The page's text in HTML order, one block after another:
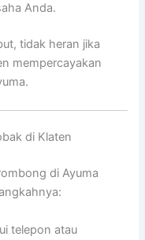
Anda.
tidak heran jika
mempercayakan
di Klaten
di Ayuma
telepon atau